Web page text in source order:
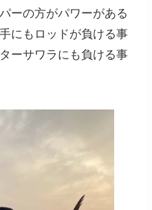
ーの方がパワーがある
にもロッドが負ける事
ーサワラにも負ける事